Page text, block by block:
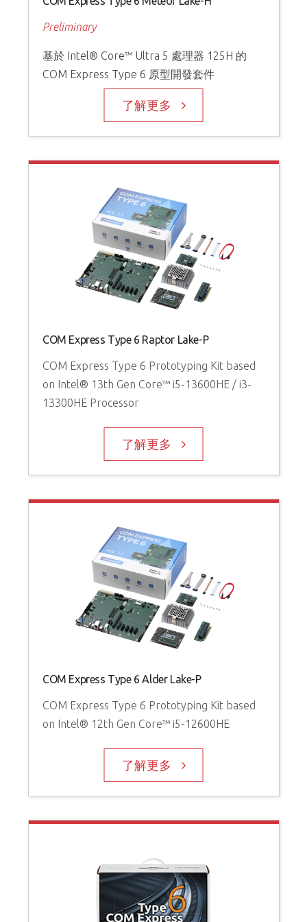
Preliminary
基於 Intel® Core™ Ultra 5 處理器 125H 的
COM Express Type 6 原型開發套件
了解更多
COM Express Type 6 Raptor Lake-P
COM Express Type 6 Prototyping Kit based
on Intel® 13th Gen Core™ i5-13600HE / i3-
13300HE Processor
了解更多
COM Express Type 6 Alder Lake-P
COM Express Type 6 Prototyping Kit based
on Intel® 12th Gen Core™ i5-12600HE
了解更多